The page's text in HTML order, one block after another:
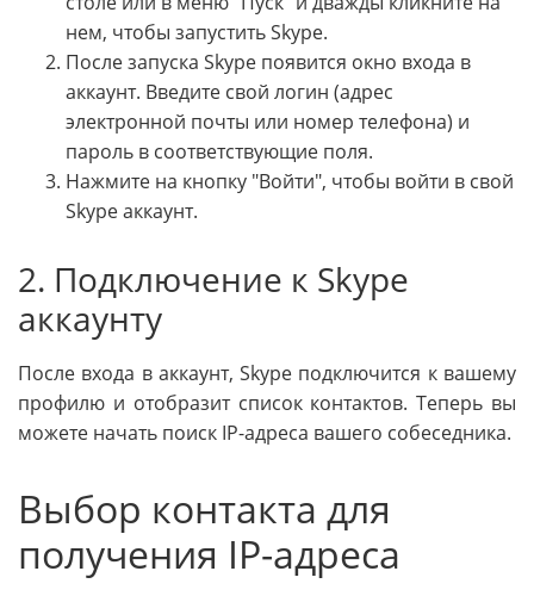
нем, чтобы запустить Skype.
После запуска Skype появится окно входа в
аккаунт. Введите свой логин (адрес
электронной почты или номер телефона) и
пароль в соответствующие поля.
Нажмите на кнопку "Войти", чтобы войти в свой
Skype аккаунт.
2. Подключение к Skype
аккаунту
После входа в аккаунт, Skype подключится к вашему
профилю и отобразит список контактов. Теперь вы
можете начать поиск IP-адреса вашего собеседника.
Выбор контакта для
получения IP-адреса